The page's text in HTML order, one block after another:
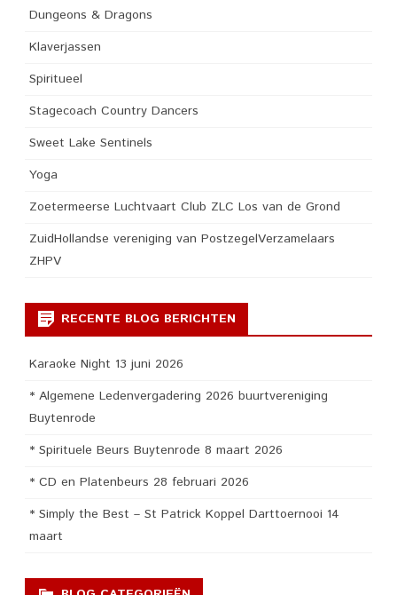
Dungeons & Dragons
Klaverjassen
Spiritueel
Stagecoach Country Dancers
Sweet Lake Sentinels
Yoga
Zoetermeerse Luchtvaart Club ZLC Los van de Grond
ZuidHollandse vereniging van PostzegelVerzamelaars
ZHPV
RECENTE BLOG BERICHTEN
Karaoke Night 13 juni 2026
* Algemene Ledenvergadering 2026 buurtvereniging
Buytenrode
* Spirituele Beurs Buytenrode 8 maart 2026
* CD en Platenbeurs 28 februari 2026
* Simply the Best – St Patrick Koppel Darttoernooi 14
maart